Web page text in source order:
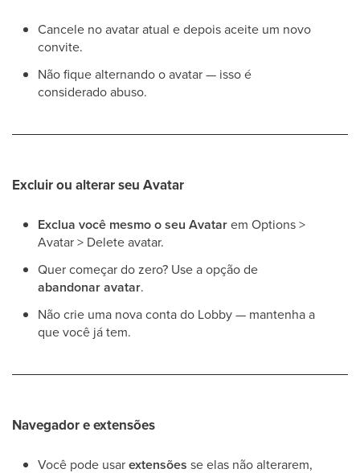
Cancele no avatar atual e depois aceite um novo
convite.
Não fique alternando o avatar — isso é
considerado abuso.
Excluir ou alterar seu Avatar
Exclua você mesmo o seu Avatarem Options >
Avatar > Delete avatar.
Quer começar do zero? Use a opção de
abandonar avatar.
Não crie uma nova conta do Lobby — mantenha a
que você já tem.
Navegador e extensões
Você pode usarextensões se elas não alterarem,